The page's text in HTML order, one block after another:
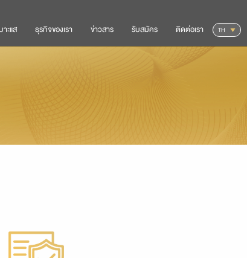
าะแส ธุรกิจของเรา ข่าวสาร รับสมัคร ติดต่อเรา